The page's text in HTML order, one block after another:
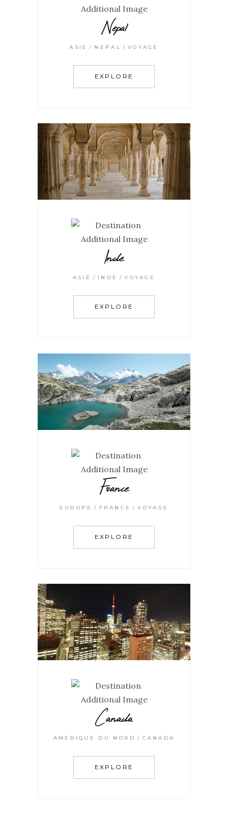
Nepal
ASIE NEPAL VOYAGE
EXPLORE
Inde
ASIE INDE VOYAGE
EXPLORE
France
EUROPE FRANCE VOYAGE
EXPLORE
Canada
AMERIQUE DU NORD CANADA
EXPLORE